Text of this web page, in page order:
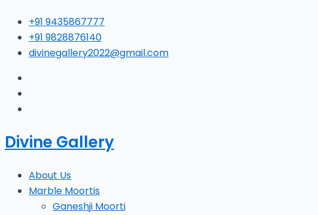
content
+91 9435867777
+91 9828876140
divinegallery2022@gmail.com
Divine Gallery
About Us
Marble Moortis
Ganeshji Moorti
here..